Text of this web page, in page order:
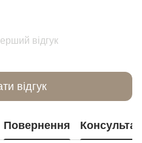
відгук
відгук
Повернення